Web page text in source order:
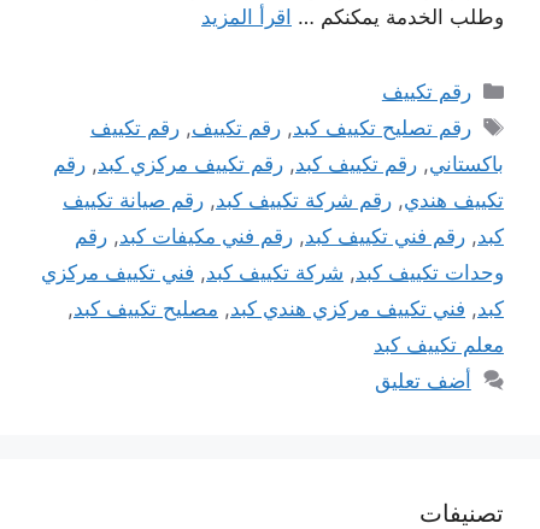
وطلب الخدمة يمكنكم … اقرأ المزيد
التصنيفات
رقم تكييف
الوسوم
رقم تصليح تكييف كبد,رقم تكييف,رقم تكييف
باكستاني, رقم تكييف كبد, رقم تكييف مركزي كبد, رقم
تكييف هندي, رقم شركة تكييف كبد, رقم صيانة تكييف
كبد, رقم فني تكييف كبد, رقم فني مكيفات كبد, رقم
وحدات تكييف كبد, شركة تكييف كبد, فني تكييف مركزي
كبد, فني تكييف مركزي هندي كبد, مصليح تكييف كبد,
معلم تكييف كبد
أضف تعليق
تصنيفات